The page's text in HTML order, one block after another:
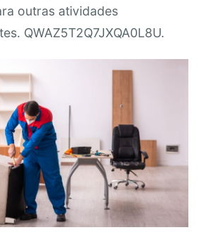
outras atividades
QWAZ5T2Q7JXQA0L8U.